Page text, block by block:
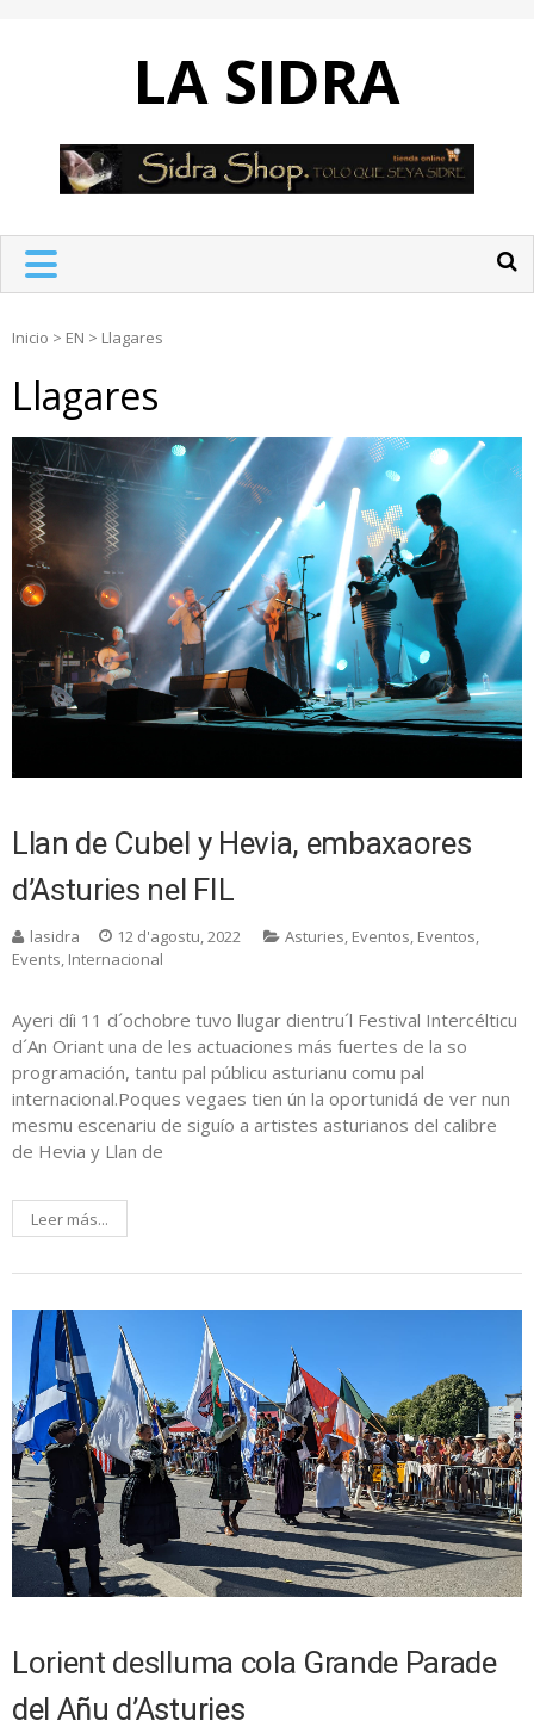
LA SIDRA
Inicio > EN > Llagares
Llagares
Llan de Cubel y Hevia, embaxaores
d’Asturies nel FIL
lasidra 12 d'agostu, 2022 Asturies, Eventos, Eventos,
Events, Internacional
Ayeri díi 11 d´ochobre tuvo llugar dientru´l Festival Intercélticu
d´An Oriant una de les actuaciones más fuertes de la so
programación, tantu pal públicu asturianu comu pal
internacional.Poques vegaes tien ún la oportunidá de ver nun
mesmu escenariu de siguío a artistes asturianos del calibre
de Hevia y Llan de
Leer más...
Lorient deslluma cola Grande Parade
del Añu d’Asturies